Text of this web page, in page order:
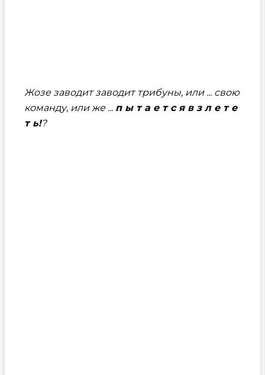
Жозе заводит заводит трибуны, или ... свою
команду, или же ... п ы т а е т с я в з л е т е
т ь!?